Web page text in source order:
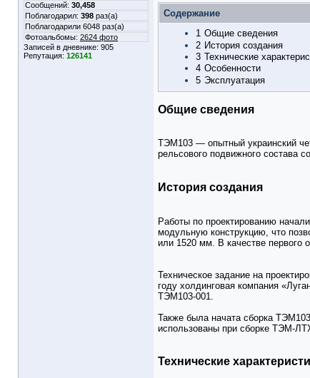
Сообщений: 30,458
Поблагодарил: 398 раз(а)
Поблагодарили 6048 раз(а)
Фотоальбомы: 2624 фото
Записей в дневнике: 905
Репутация: 126141
Содержание
1 Общие сведения
2 История создания
3 Технические
4 Особенности
5 Эксплуатация
Общие сведения
ТЭМ103 — опытный украинский
рельсового подвижного состава
История создания
Работы по проектированию
модульную конструкцию, что
или 1520 мм. В качестве первого
Техническое задание на
году холдинговая компания
ТЭМ103-001.
Также была начата сборка
использованы при сборке ТЭМ-
Технические